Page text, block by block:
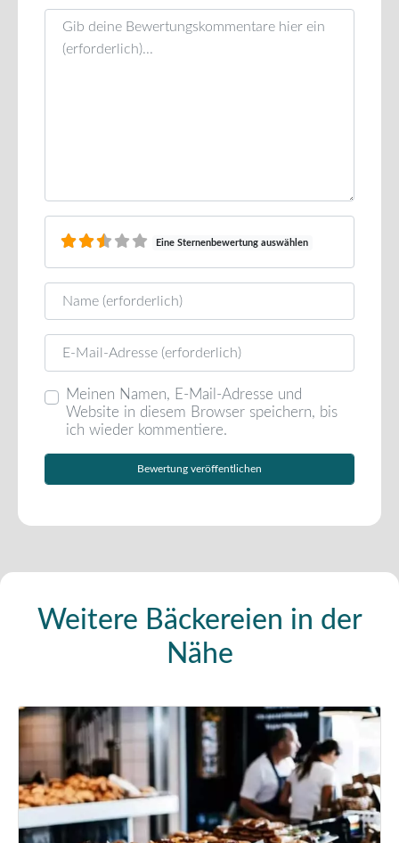
Rezensionstext
Eine Sternenbewertung auswählen
Name
E-Mail
Meinen Namen, E-Mail-Adresse und
Website in diesem Browser speichern, bis
ich wieder kommentiere.
Weitere Bäckereien in der
Nähe